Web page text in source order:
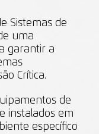
Sistemas de
uma
garantir a
Crítica.
de
instalados em
específico